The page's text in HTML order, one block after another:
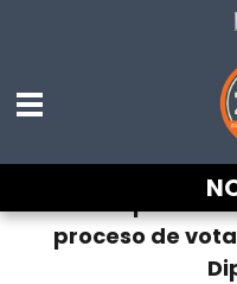
Kenia López es
proceso de